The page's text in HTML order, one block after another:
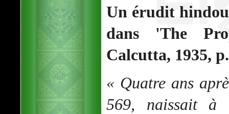
Un érudit
dans 'The
Calcutta, 1935,
« Quatre ans
569, naissait à